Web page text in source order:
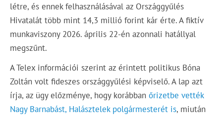
létre, és ennek felhasználásával az Országgyűlés
Hivatalát több mint 14,3 millió forint kár érte. A fiktív
munkaviszony 2026. április 22-én azonnali hatállyal
megszűnt.
A Telex információi szerint az érintett politikus Bóna
Zoltán volt fideszes országgyűlési képviselő. A lap azt
írja, az ügy előzménye, hogy korábbanőrizetbe vették
Nagy Barnabást, Halásztelek polgármesterét is, miután